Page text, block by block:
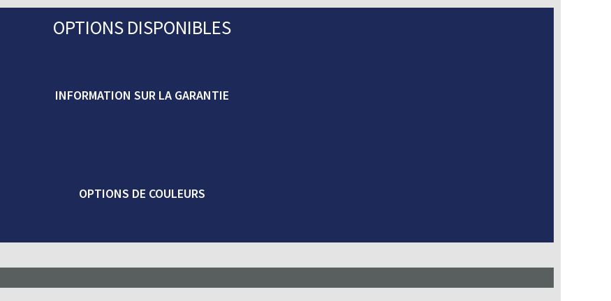
OPTIONS DISPONIBLES
INFORMATION SUR LA GARANTIE
OPTIONS DE COULEURS